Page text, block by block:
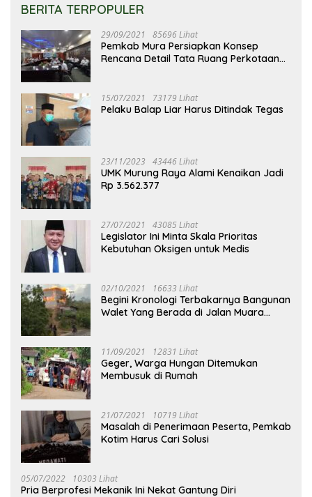
BERITA TERPOPULER
29/09/2021 85696 Lihat
Pemkab Mura Persiapkan Konsep
Rencana Detail Tata Ruang Perkotaan
15/07/2021 73179 Lihat
Pelaku Balap Liar Harus Ditindak Tegas
23/11/2023 43446 Lihat
UMK Murung Raya Alami Kenaikan Jadi
Rp 3.562.377
27/07/2021 43085 Lihat
Legislator Ini Minta Skala Prioritas
Kebutuhan Oksigen untuk Medis
02/10/2021 16633 Lihat
Begini Kronologi Terbakarnya Bangunan
Walet Yang Berada di Jalan Muara
11/09/2021 12831 Lihat
Geger, Warga Hungan Ditemukan
Membusuk di Rumah
21/07/2021 10719 Lihat
Masalah di Penerimaan Peserta, Pemkab
Kotim Harus Cari Solusi
05/07/2022 10303 Lihat
Pria Berprofesi Mekanik Ini Nekat Gantung Diri